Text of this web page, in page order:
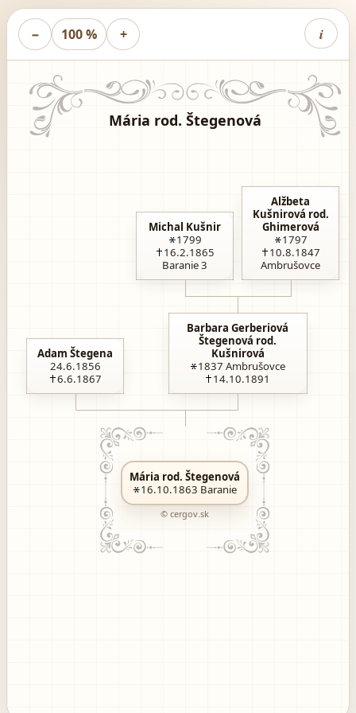
− 100 % + i
Mária rod. Štegenová
Adam Štegena
24.6.1856
6.6.1867
Michal Kušnir
1799
16.2.1865
Baranie 3
Alžbeta
Kušnirová rod.
Ghimerová
1797
10.8.1847
Ambrušovce
Barbara Gerberiová
Štegenová rod.
Kušnirová
1837 Ambrušovce
14.10.1891
Mária rod. Štegenová
16.10.1863 Baranie
© cergov.sk